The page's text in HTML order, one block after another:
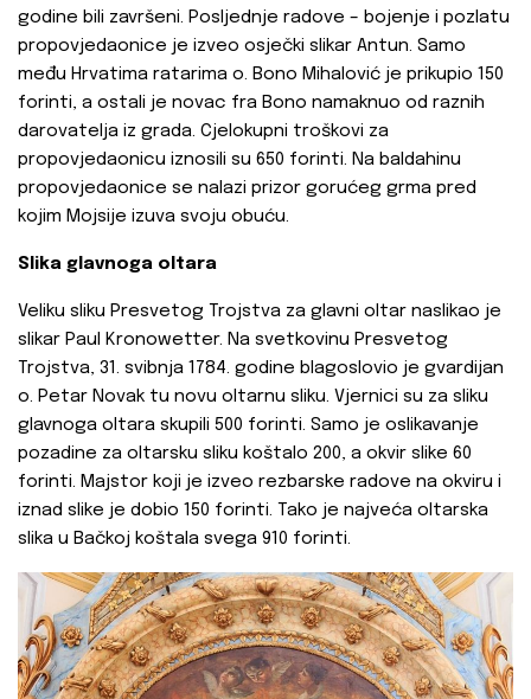
godine bili završeni. Posljednje radove – bojenje i pozlatu
propovjedaonice je izveo osječki slikar Antun. Samo
među Hrvatima ratarima o. Bono Mihalović je prikupio 150
forinti, a ostali je novac fra Bono namaknuo od raznih
darovatelja iz grada. Cjelokupni troškovi za
propovjedaonicu iznosili su 650 forinti. Na baldahinu
propovjedaonice se nalazi prizor gorućeg grma pred
kojim Mojsije izuva svoju obuću.
Slika glavnoga oltara
Veliku sliku Presvetog Trojstva za glavni oltar naslikao je
slikar Paul Kronowetter. Na svetkovinu Presvetog
Trojstva, 31. svibnja 1784. godine blagoslovio je gvardijan
o. Petar Novak tu novu oltarnu sliku. Vjernici su za sliku
glavnoga oltara skupili 500 forinti. Samo je oslikavanje
pozadine za oltarsku sliku koštalo 200, a okvir slike 60
forinti. Majstor koji je izveo rezbarske radove na okviru i
iznad slike je dobio 150 forinti. Tako je najveća oltarska
slika u Bačkoj koštala svega 910 forinti.